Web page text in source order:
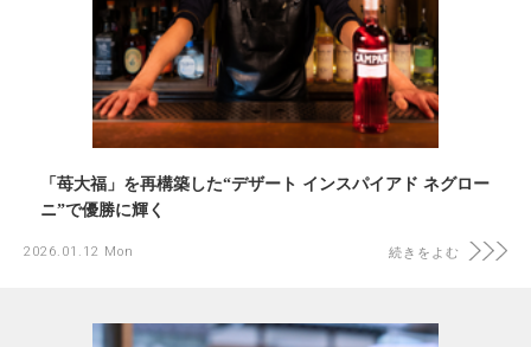
「苺大福」を再構築した“デザート インスパイアド ネグロー
ニ”で優勝に輝く
2026.01.12 Mon 続きをよむ